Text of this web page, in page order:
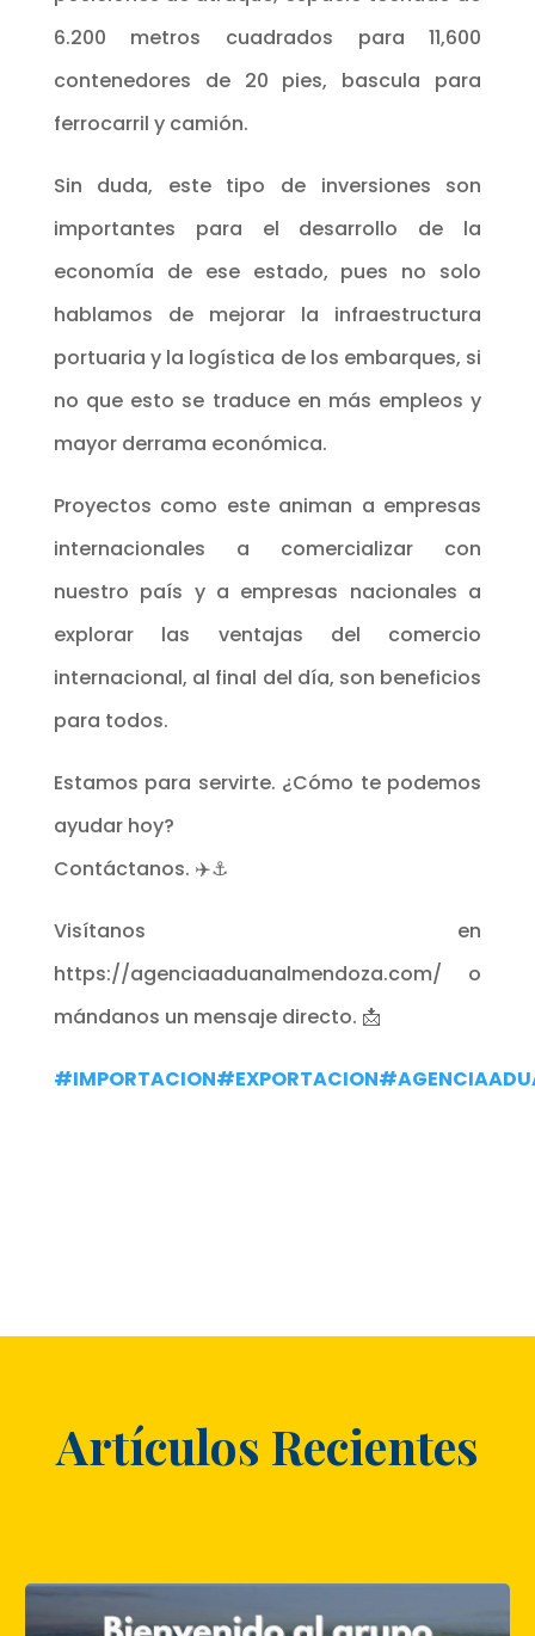
6.200 metros cuadrados para 11,600
contenedores de 20 pies, bascula para
ferrocarril y camión.
Sin duda, este tipo de inversiones son
importantes para el desarrollo de la
economía de ese estado, pues no solo
hablamos de mejorar la infraestructura
portuaria y la logística de los embarques, si
no que esto se traduce en más empleos y
mayor derrama económica.
Proyectos como este animan a empresas
internacionales a comercializar con
nuestro país y a empresas nacionales a
explorar las ventajas del comercio
internacional, al final del día, son beneficios
para todos.
Estamos para servirte. ¿Cómo te podemos
ayudar hoy?
Contáctanos. ✈️⚓
Visítanos en
https://agenciaaduanalmendoza.com/ o
mándanos un mensaje directo. 📩
#IMPORTACION#EXPORTACION
Artículos Recientes